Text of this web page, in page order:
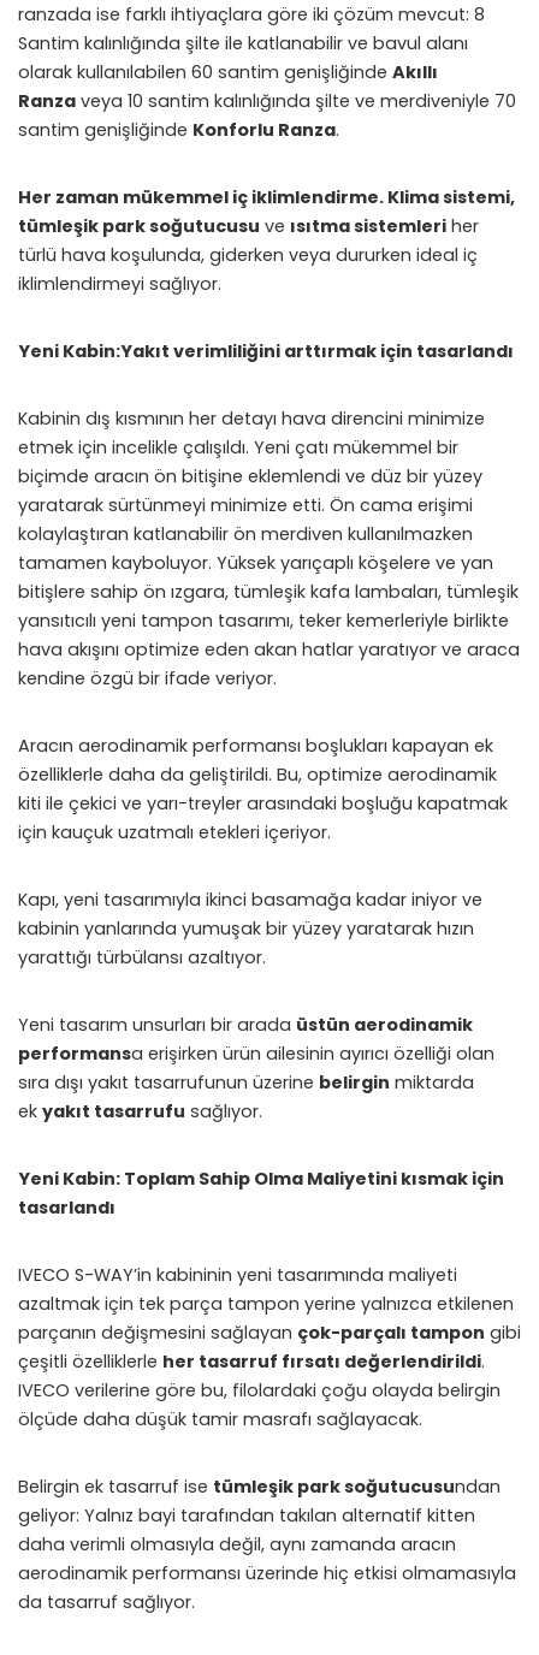
ranzada ise farklı ihtiyaçlara göre iki çözüm mevcut: 8
Santim kalınlığında şilte ile katlanabilir ve bavul alanı
olarak kullanılabilen 60 santim genişliğinde Akıllı
Ranza veya 10 santim kalınlığında şilte ve merdiveniyle 70
santim genişliğinde Konforlu Ranza.
Her zaman mükemmel iç iklimlendirme. Klima sistemi,
tümleşik park soğutucusu ve ısıtma sistemleri her
türlü hava koşulunda, giderken veya dururken ideal iç
iklimlendirmeyi sağlıyor.
Yeni Kabin:Yakıt verimliliğini arttırmak için tasarlandı
Kabinin dış kısmının her detayı hava direncini minimize
etmek için incelikle çalışıldı. Yeni çatı mükemmel bir
biçimde aracın ön bitişine eklemlendi ve düz bir yüzey
yaratarak sürtünmeyi minimize etti. Ön cama erişimi
kolaylaştıran katlanabilir ön merdiven kullanılmazken
tamamen kayboluyor. Yüksek yarıçaplı köşelere ve yan
bitişlere sahip ön ızgara, tümleşik kafa lambaları, tümleşik
yansıtıcılı yeni tampon tasarımı, teker kemerleriyle birlikte
hava akışını optimize eden akan hatlar yaratıyor ve araca
kendine özgü bir ifade veriyor.
Aracın aerodinamik performansı boşlukları kapayan ek
özelliklerle daha da geliştirildi. Bu, optimize aerodinamik
kiti ile çekici ve yarı-treyler arasındaki boşluğu kapatmak
için kauçuk uzatmalı etekleri içeriyor.
Kapı, yeni tasarımıyla ikinci basamağa kadar iniyor ve
kabinin yanlarında yumuşak bir yüzey yaratarak hızın
yarattığı türbülansı azaltıyor.
Yeni tasarım unsurları bir arada üstün aerodinamik
performansa erişirken ürün ailesinin ayırıcı özelliği olan
sıra dışı yakıt tasarrufunun üzerine belirgin miktarda
ek yakıt tasarrufu sağlıyor.
Yeni Kabin: Toplam Sahip Olma Maliyetini kısmak için
tasarlandı
IVECO S-WAY’in kabininin yeni tasarımında maliyeti
azaltmak için tek parça tampon yerine yalnızca etkilenen
parçanın değişmesini sağlayan çok-parçalı tampon gibi
çeşitli özelliklerle her tasarruf fırsatı değerlendirildi.
IVECO verilerine göre bu, filolardaki çoğu olayda belirgin
ölçüde daha düşük tamir masrafı sağlayacak.
Belirgin ek tasarruf ise tümleşik park soğutucusundan
geliyor: Yalnız bayi tarafından takılan alternatif kitten
daha verimli olmasıyla değil, aynı zamanda aracın
aerodinamik performansı üzerinde hiç etkisi olmamasıyla
da tasarruf sağlıyor.